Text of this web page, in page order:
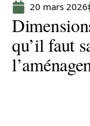
20 mars 2026
qu’il faut